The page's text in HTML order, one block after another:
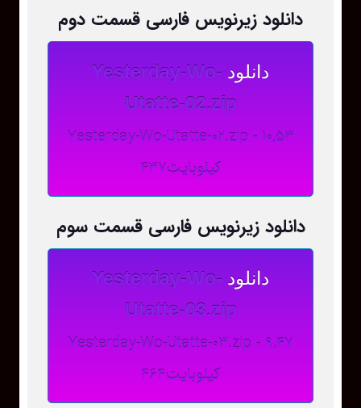
دانلود زیرنویس فارسی قسمت دوم
دانلود Yesterday-Wo-
Utatte-02.zip
Yesterday-Wo-Utatte-02.zip - 10,53
کیلوبایت437
دانلود زیرنویس فارسی قسمت سوم
دانلود Yesterday-Wo-
Utatte-03.zip
Yesterday-Wo-Utatte-03.zip - 9,47
کیلوبایت464